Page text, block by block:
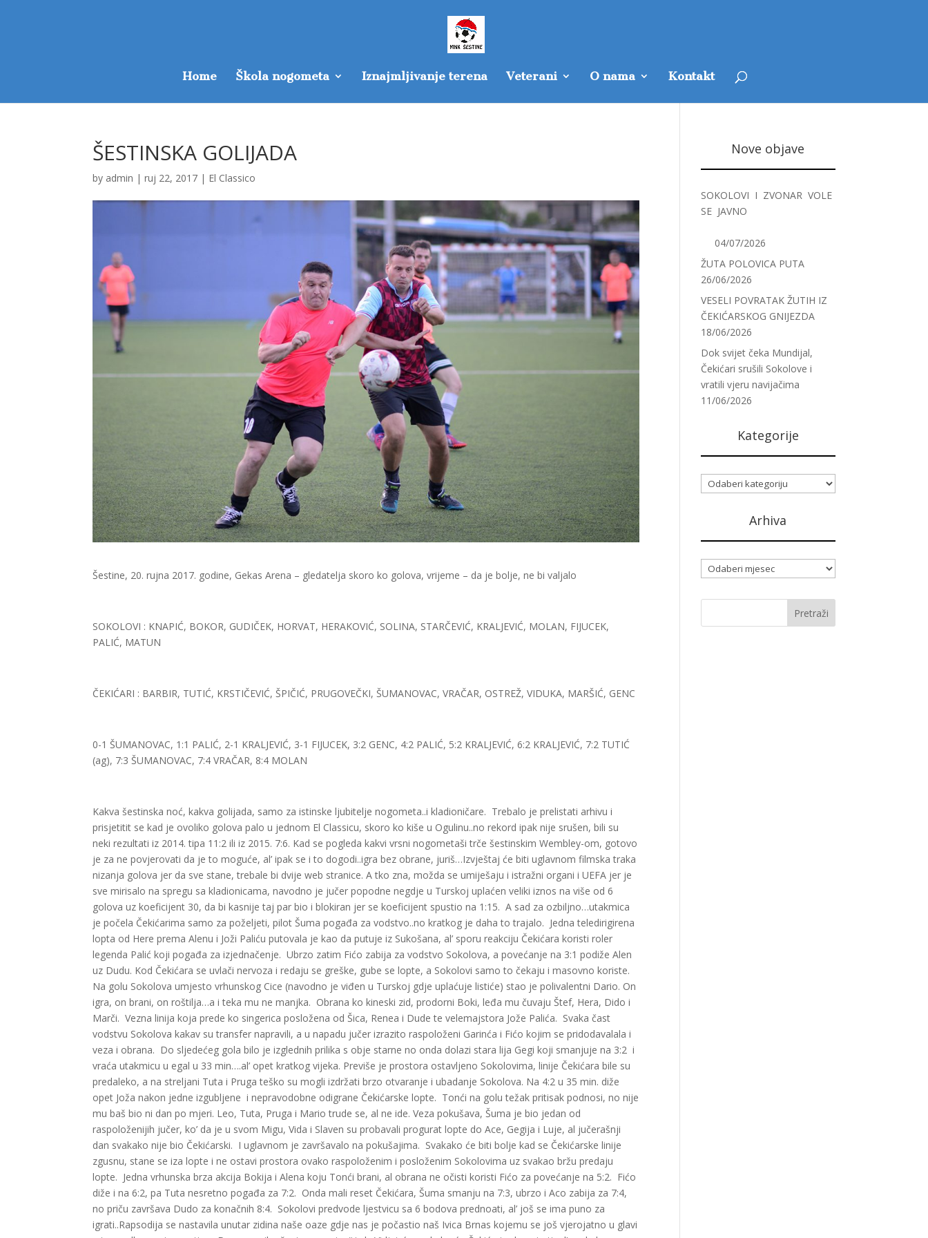
Home Škola nogometa Iznajmljivanje terena Veterani O nama Kontakt
ŠESTINSKA GOLIJADA
by admin |ruj 22, 2017 | El Classico
Šestine, 20. rujna 2017. godine, Gekas Arena – gledatelja skoro ko golova, vrijeme – da je bolje, ne bi valjalo
SOKOLOVI : KNAPIĆ, BOKOR, GUDIČEK, HORVAT, HERAKOVIĆ, SOLINA, STARČEVIĆ, KRALJEVIĆ, MOLAN, FIJUCEK,
PALIĆ, MATUN
ČEKIĆARI : BARBIR, TUTIĆ, KRSTIČEVIĆ, ŠPIČIĆ, PRUGOVEČKI, ŠUMANOVAC, VRAČAR, OSTREŽ, VIDUKA, MARŠIĆ, GENC
0-1 ŠUMANOVAC, 1:1 PALIĆ, 2-1 KRALJEVIĆ, 3-1 FIJUCEK, 3:2 GENC, 4:2 PALIĆ, 5:2 KRALJEVIĆ, 6:2 KRALJEVIĆ, 7:2 TUTIĆ
(ag), 7:3 ŠUMANOVAC, 7:4 VRAČAR, 8:4 MOLAN
Kakva šestinska noć, kakva golijada, samo za istinske ljubitelje nogometa..i kladioničare. Trebalo je prelistati arhivu i
prisjetitit se kad je ovoliko golova palo u jednom El Classicu, skoro ko kiše u Ogulinu..no rekord ipak nije srušen, bili su
neki rezultati iz 2014. tipa 11:2 ili iz 2015. 7:6. Kad se pogleda kakvi vrsni nogometaši trče šestinskim Wembley-om, gotovo
je za ne povjerovati da je to moguće, al’ ipak se i to dogodi..igra bez obrane, juriš…Izvještaj će biti uglavnom filmska traka
nizanja golova jer da sve stane, trebale bi dvije web stranice. A tko zna, možda se umiješaju i istražni organi i UEFA jer je
sve mirisalo na spregu sa kladionicama, navodno je jučer popodne negdje u Turskoj uplaćen veliki iznos na više od 6
golova uz koeficijent 30, da bi kasnije taj par bio i blokiran jer se koeficijent spustio na 1:15. A sad za ozbiljno…utakmica
je počela Čekićarima samo za poželjeti, pilot Šuma pogađa za vodstvo..no kratkog je daha to trajalo. Jedna teledirigirena
lopta od Here prema Alenu i Joži Paliću putovala je kao da putuje iz Sukošana, al’ sporu reakciju Čekićara koristi roler
legenda Palić koji pogađa za izjednačenje. Ubrzo zatim Fićo zabija za vodstvo Sokolova, a povećanje na 3:1 podiže Alen
uz Dudu. Kod Čekićara se uvlači nervoza i redaju se greške, gube se lopte, a Sokolovi samo to čekaju i masovno koriste.
Na golu Sokolova umjesto vrhunskog Cice (navodno je viđen u Turskoj gdje uplaćuje listiće) stao je polivalentni Dario. On
igra, on brani, on roštilja…a i teka mu ne manjka. Obrana ko kineski zid, prodorni Boki, leđa mu čuvaju Štef, Hera, Dido i
Marči. Vezna linija koja prede ko singerica posložena od Šica, Renea i Dude te velemajstora Jože Palića. Svaka čast
vodstvu Sokolova kakav su transfer napravili, a u napadu jučer izrazito raspoloženi Garinća i Fićo kojim se pridodavalala i
veza i obrana. Do sljedećeg gola bilo je izglednih prilika s obje starne no onda dolazi stara lija Gegi koji smanjuje na 3:2 i
vraća utakmicu u egal u 33 min….al’ opet kratkog vijeka. Previše je prostora ostavljeno Sokolovima, linije Čekićara bile su
predaleko, a na streljani Tuta i Pruga teško su mogli izdržati brzo otvaranje i ubadanje Sokolova. Na 4:2 u 35 min. diže
opet Joža nakon jedne izgubljene i nepravodobne odigrane Čekićarske lopte. Tonći na golu težak pritisak podnosi, no nije
mu baš bio ni dan po mjeri. Leo, Tuta, Pruga i Mario trude se, al ne ide. Veza pokušava, Šuma je bio jedan od
raspoloženijih jučer, ko’ da je u svom Migu, Vida i Slaven su probavali progurat lopte do Ace, Gegija i Luje, al jučerašnji
dan svakako nije bio Čekićarski. I uglavnom je završavalo na pokušajima. Svakako će biti bolje kad se Čekićarske linije
zgusnu, stane se iza lopte i ne ostavi prostora ovako raspoloženim i posloženim Sokolovima uz svakao bržu predaju
lopte. Jedna vrhunska brza akcija Bokija i Alena koju Tonći brani, al obrana ne očisti koristi Fićo za povećanje na 5:2. Fićo
diže i na 6:2, pa Tuta nesretno pogađa za 7:2. Onda mali reset Čekićara, Šuma smanju na 7:3, ubrzo i Aco zabija za 7:4,
no priču završava Dudo za konačnih 8:4. Sokolovi predvode ljestvicu sa 6 bodova prednoati, al’ još se ima puno za
igrati..Rapsodija se nastavila unutar zidina naše oaze gdje nas je počastio naš Ivica Brnas kojemu se još vjerojatno u glavi
Nove objave
SOKOLOVI I ZVONAR VOLE
SE JAVNO
04/07/2026
ŽUTA POLOVICA PUTA
26/06/2026
VESELI POVRATAK ŽUTIH IZ
ČEKIĆARSKOG GNIJEZDA
18/06/2026
Dok svijet čeka Mundijal,
Čekićari srušili Sokolove i
vratili vjeru navijačima
11/06/2026
Kategorije
Kategorije
Arhiva
Arhiva